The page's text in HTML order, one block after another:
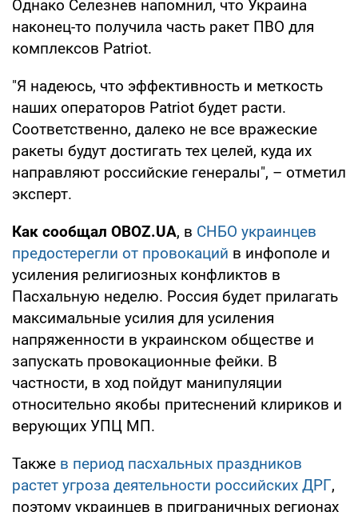
Однако Селезнев напомнил, что Украина
наконец-то получила часть ракет ПВО для
комплексов Patriot.
"Я надеюсь, что эффективность и меткость
наших операторов Patriot будет расти.
Соответственно, далеко не все вражеские
ракеты будут достигать тех целей, куда их
направляют российские генералы", – отметил
эксперт.
Как сообщал OBOZ.UA, в СНБО украинцев
предостерегли от провокаций в инфополе и
усиления религиозных конфликтов в
Пасхальную неделю. Россия будет прилагать
максимальные усилия для усиления
напряженности в украинском обществе и
запускать провокационные фейки. В
частности, в ход пойдут манипуляции
относительно якобы притеснений клириков и
верующих УПЦ МП.
Также в период пасхальных праздников
растет угроза деятельности российских ДРГ,
поэтому украинцев в приграничных регионах